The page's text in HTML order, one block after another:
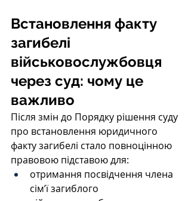
Встановлення факту
загибелі
військовослужбовця
через суд: чому це
важливо
Після змін до Порядку рішення суду
про встановлення юридичного
факту загибелі стало повноцінною
правовою підставою для:
отримання посвідчення члена
сім’ї загиблого